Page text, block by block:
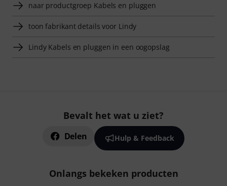
naar productgroep Kabels en pluggen
toon fabrikant details voor Lindy
Lindy Kabels en pluggen in een oogopslag
Bevalt het wat u ziet?
Delen Hulp & Feedback
Onlangs bekeken producten